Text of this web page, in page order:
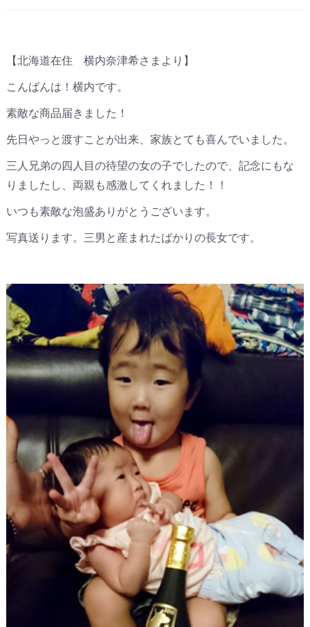
【北海道在住 横内奈津希さまより】
こんばんは！横内です。
素敵な商品届きました！
先日やっと渡すことが出来、家族とても喜んでいました。
三人兄弟の四人目の待望の女の子でしたので、記念にもな
りましたし、両親も感激してくれました！！
いつも素敵な泡盛ありがとうございます。
写真送ります。三男と産まれたばかりの長女です。